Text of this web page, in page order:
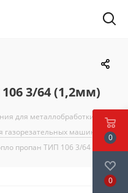
3/64 (1,2мм)
для металлобработки
газорезательных машин
-
пропан ТИП 106 3/64 (1,2мм)
0
0